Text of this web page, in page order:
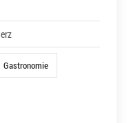
Gastronomie